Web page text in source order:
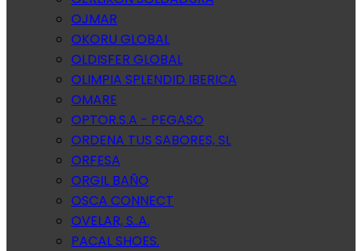
OJMAR
OKORU GLOBAL
OLDISFER GLOBAL
OLIMPIA SPLENDID IBERICA
OMARE
OPTOR.S.A - PEGASO
ORDENA TUS SABORES, SL
ORFESA
ORGIL BAÑO
OSCA CONNECT
OVELAR, S..A.
PACAL SHOES.